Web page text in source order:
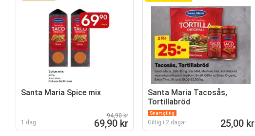
Santa Maria Spice mix
1 dag
94,90 kr
69,90 kr
Santa Maria Tacosås,
Tortillabröd
Snart giltig
Giltig i 2 dagar 25,00 kr